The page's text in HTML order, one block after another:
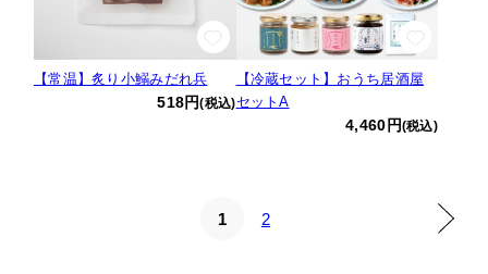
【常温】炙り小鰯みだれ兵
518円(税込)
【冷蔵セット】おうち居酒屋
セットA
4,460円(税込)
1 2